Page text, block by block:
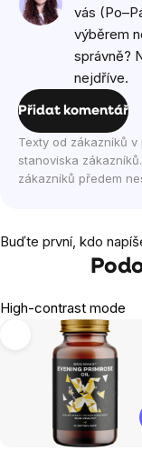
vás
výběrem
správně?
nejdříve.
Přidat komentář
Texty od zákazníků
stanoviska
zákazníků předem
Buďte první, kdo
High-contrast mode